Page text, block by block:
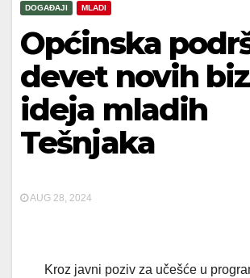
DOGAĐAJI MLADI
Općinska
devet novih
ideja mladih
Tešnjaka
AUG 28, 2024
Kroz javni poziv za učešće u